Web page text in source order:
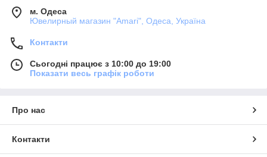
м. Одеса
Ювелирный магазин "Amari", Одеса, Україна
Контакти
Сьогодні працює з 10:00 до 19:00
Показати весь графік роботи
Про нас
Контакти